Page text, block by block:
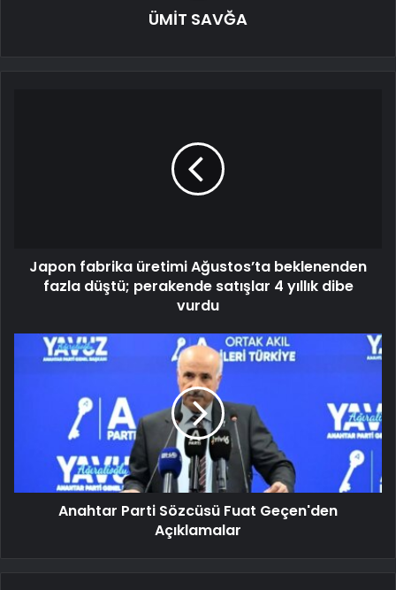
ÜMİT SAVĞA
Japon fabrika üretimi Ağustos’ta beklenenden
fazla düştü; perakende satışlar 4 yıllık dibe
vurdu
Anahtar Parti Sözcüsü Fuat Geçen'den
Açıklamalar